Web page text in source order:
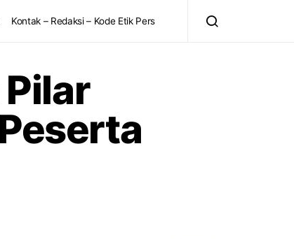
Kontak – Redaksi – Kode Etik Pers